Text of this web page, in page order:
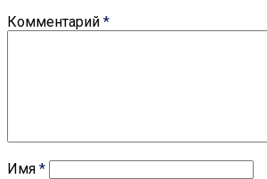
Комментарий *
Имя *